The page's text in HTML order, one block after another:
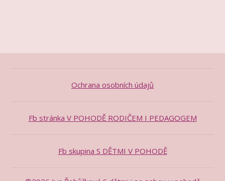
Ochrana osobních údajů
Fb stránka V POHODĚ RODIČEM I PEDAGOGEM
Fb skupina S DĚTMI V POHODĚ